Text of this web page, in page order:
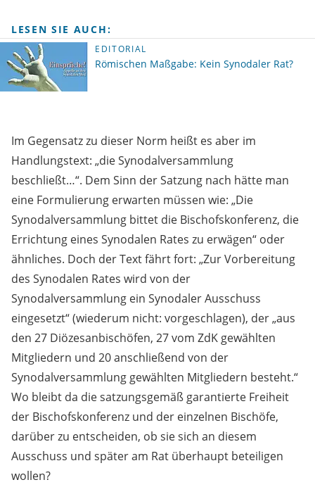
LESEN SIE AUCH:
EDITORIAL
Römischen Maßgabe: Kein Synodaler Rat?
Im Gegensatz zu dieser Norm heißt es aber im
Handlungstext: „die Synodalversammlung
beschließt…“. Dem Sinn der Satzung nach hätte man
eine Formulierung erwarten müssen wie: „Die
Synodalversammlung bittet die Bischofskonferenz, die
Errichtung eines Synodalen Rates zu erwägen“ oder
ähnliches. Doch der Text fährt fort: „Zur Vorbereitung
des Synodalen Rates wird von der
Synodalversammlung ein Synodaler Ausschuss
eingesetzt“ (wiederum nicht: vorgeschlagen), der „aus
den 27 Diözesanbischöfen, 27 vom ZdK gewählten
Mitgliedern und 20 anschließend von der
Synodalversammlung gewählten Mitgliedern besteht.“
Wo bleibt da die satzungsgemäß garantierte Freiheit
der Bischofskonferenz und der einzelnen Bischöfe,
darüber zu entscheiden, ob sie sich an diesem
Ausschuss und später am Rat überhaupt beteiligen
wollen?